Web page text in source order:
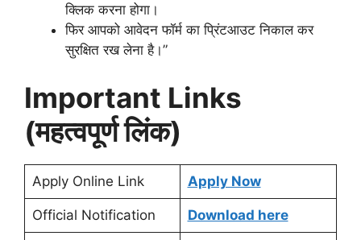
क्लिक करना होगा।
फिर आपको आवेदन फॉर्म का प्रिंटआउट निकाल कर
सुरक्षित रख लेना है।”
Important Links
(महत्वपूर्ण लिंक)
Apply Online Link Apply Now
Official Notification Download here